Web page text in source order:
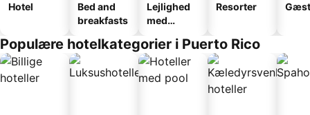
Hotel
Bed and
breakfasts
Lejlighed
med
Resorter
Populære hotelkategorier i Puerto Rico